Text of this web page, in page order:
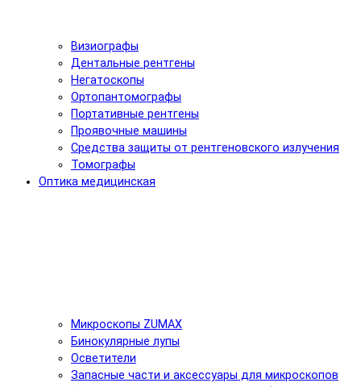
Визиографы
Дентальные рентгены
Негатоскопы
Ортопантомографы
Портативные рентгены
Проявочные машины
Средства защиты от рентгеновского излучения
Томографы
Оптика медицинская
Микроскопы ZUMAX
Бинокулярные лупы
Осветители
Запасные части и аксессуары для микроскопов